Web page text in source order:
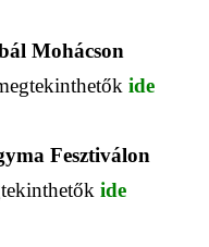
Mohácson
ide
Fesztiválon
ide